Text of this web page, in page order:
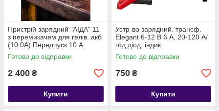
Пристрій зарядний "АІДА" 11
з перемикачем для гелів. акб
(10.0А) Передпуск 10 А
Готово до відправки
2 400 ₴
Купити
Устр-во зарядний. трансф.
Elegant 6-12 В 6 А, 20-120 А/
год діод. індик.
Готово до відправки
750 ₴
Купити